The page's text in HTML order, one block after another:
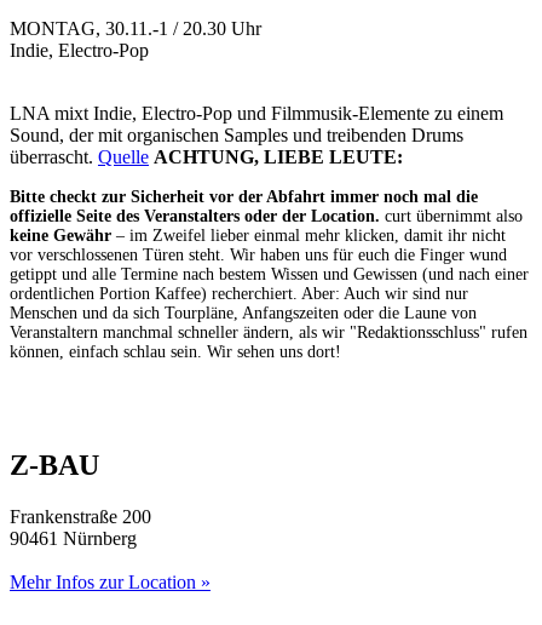
MONTAG, 30.11.-1 / 20.30 Uhr
Indie, Electro-Pop
LNA mixt Indie, Electro-Pop und Filmmusik-Elemente zu einem
Sound, der mit organischen Samples und treibenden Drums
überrascht. Quelle ACHTUNG, LIEBE LEUTE:
Bitte checkt zur Sicherheit vor der Abfahrt immer noch mal die
offizielle Seite des Veranstalters oder der Location. curt übernimmt also
keine Gewähr – im Zweifel lieber einmal mehr klicken, damit ihr nicht
vor verschlossenen Türen steht. Wir haben uns für euch die Finger wund
getippt und alle Termine nach bestem Wissen und Gewissen (und nach einer
ordentlichen Portion Kaffee) recherchiert. Aber: Auch wir sind nur
Menschen und da sich Tourpläne, Anfangszeiten oder die Laune von
Veranstaltern manchmal schneller ändern, als wir "Redaktionsschluss" rufen
können, einfach schlau sein. Wir sehen uns dort!
Z-BAU
Frankenstraße 200
90461 Nürnberg
Mehr Infos zur Location »